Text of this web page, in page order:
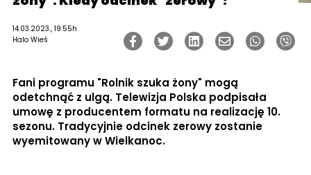
14.03.2023., 19:55h
Halo Wieś
Fani programu "Rolnik szuka żony" mogą
odetchnąć z ulgą. Telewizja Polska podpisała
umowę z producentem formatu na realizację 10.
sezonu. Tradycyjnie odcinek zerowy zostanie
wyemitowany w Wielkanoc.